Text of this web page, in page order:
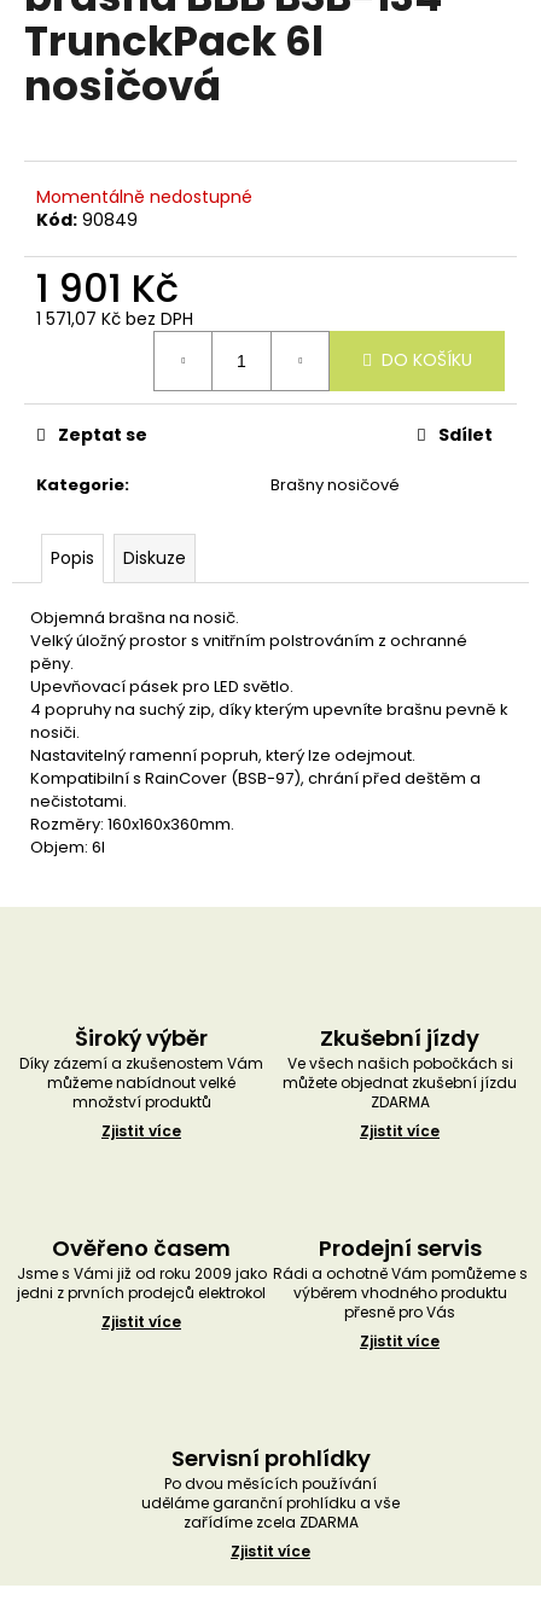
0,0
5
hvězdiček.
TrunckPack 6l
nosičová
Momentálně nedostupné
Kód: 90849
1 901 Kč
1 571,07 Kč bez DPH
DO KOŠÍKU
Kategorie: Brašny nosičové
Zeptat se Sdílet
Popis Diskuze
Objemná brašna na nosič.
Velký úložný prostor s vnitřním polstrováním z ochranné
pěny.
Upevňovací pásek pro LED světlo.
4 popruhy na suchý zip, díky kterým upevníte brašnu pevně k
nosiči.
Nastavitelný ramenní popruh, který lze odejmout.
Kompatibilní s RainCover (BSB-97), chrání před deštěm a
nečistotami.
Rozměry: 160x160x360mm.
Objem: 6l
Široký výběr
Díky zázemí a zkušenostem Vám
můžeme nabídnout velké
množství produktů
Zjistit více
Zkušební jízdy
Ve všech našich pobočkách si
můžete objednat zkušební jízdu
ZDARMA
Zjistit více
Ověřeno časem
Jsme s Vámi již od roku 2009 jako
jedni z prvních prodejců elektrokol
Zjistit více
Prodejní servis
Rádi a ochotně Vám pomůžeme s
výběrem vhodného produktu
přesně pro Vás
Zjistit více
Servisní prohlídky
Po dvou měsících používání
uděláme garanční prohlídku a vše
zařídíme zcela ZDARMA
Zjistit více
n
a
j
t
?
HLEDAT
D
p
o
u
e
m
e